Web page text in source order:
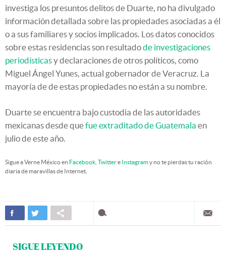
investiga los presuntos delitos de Duarte, no ha divulgado
información detallada sobre las propiedades asociadas a él
o a sus familiares y socios implicados. Los datos conocidos
sobre estas residencias son resultadode investigaciones
periodísticasy declaraciones de otros políticos, como
Miguel Ángel Yunes, actual gobernador de Veracruz. La
mayoría de de estas propiedades no están a su nombre.
Duarte se encuentra bajo custodia de las autoridades
mexicanas desde quefue extraditado de Guatemala en
julio de este año.
Sigue a Verne México en Facebook Twittere Instagramy no te pierdas tu ración
diaria de maravillas de Internet.
SIGUE LEYENDO